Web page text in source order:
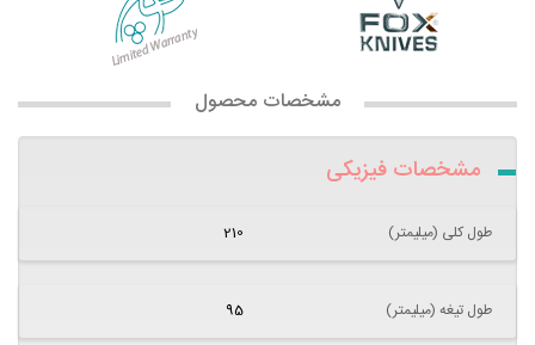
مشخصات محصول
مشخصات فیزیکی
طول کلی (میلیمتر) 210
طول تیغه (میلیمتر) 95